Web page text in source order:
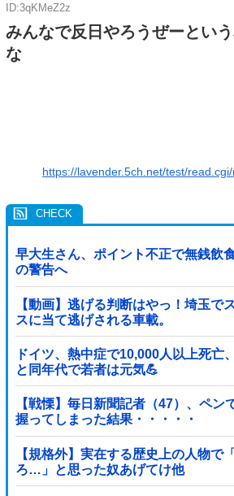
ID:3qKMeZ2z
みんなで反日やろうぜーとい
な
https://lavender.5ch.net/test/
早大生さん、ポイント不正で無銭飲
の警告へ
【動画】逃げる判断はやっ！埼玉で
スに当て逃げされる車載。
ドイツ、熱中症で10,000人以上死亡
と同年代で若者は元気💪
【戦慄】毎日新聞記者（47）、ペン
握ってしまった結果・・・・・
【規格外】実在する歴史上の人物で
ろ…」と思った奴あげてけ他